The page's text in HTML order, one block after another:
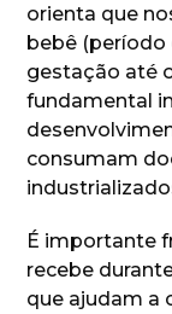
orienta que
bebê (período
gestação até
fundamental
consumam
É importante
recebe
que ajudam a